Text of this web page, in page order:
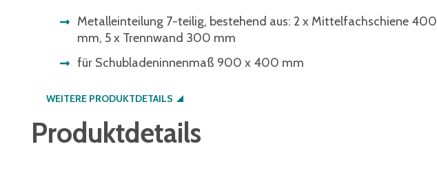
Metalleinteilung 7-teilig, bestehend aus: 2 x Mittelfachschiene 400
mm, 5 x Trennwand 300 mm
für Schubladeninnenmaß 900 x 400 mm
WEITERE PRODUKTDETAILS
Produktdetails